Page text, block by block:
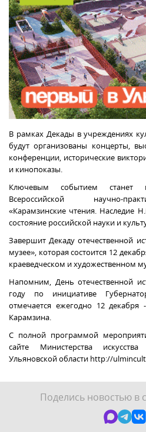
В рамках Декады в учреждениях
будут организованы концерты,
конференции, исторические
и кинопоказы.
Ключевым событием станет
Всероссийской научно-
«Карамзинские чтения. Наследие
состояние российской науки и
Завершит Декаду отечественной
музее», которая состоится 12
краеведческом и художественном
Напомним, День отечественной
году по инициативе
отмечается ежегодно 12
Карамзина.
С полной программой
сайте Министерства
Ульяновской области http://
Поделись новостью в